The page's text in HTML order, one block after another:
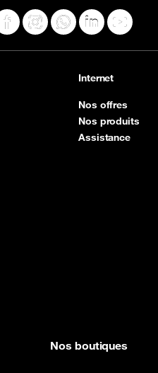
FacebookInstagramWhatsApp
LinkedInYouTube
Internet
Nos offres
Nos produits
Assistance
Nos boutiques